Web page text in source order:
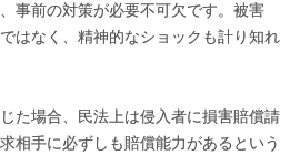
事前の対策が必要不可欠です。被害
はなく、精神的なショックも計り知れ
た場合、民法上は侵入者に損害賠償請
相手に必ずしも賠償能力があるという